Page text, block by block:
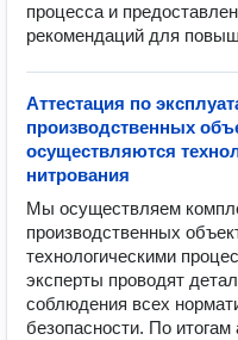
процесса и
рекомендаций для
Аттестация по
производственных
осуществляются
нитрования
Мы осуществляем
производственных
технологическими
эксперты проводят
соблюдения всех
безопасности. По